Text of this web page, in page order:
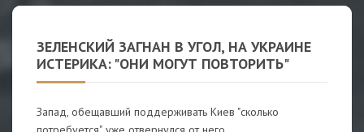
ЗЕЛЕНСКИЙ ЗАГНАН В УГОЛ, НА УКРАИНЕ
ИСТЕРИКА: "ОНИ МОГУТ ПОВТОРИТЬ"
Запад, обещавший поддерживать Киев "сколько